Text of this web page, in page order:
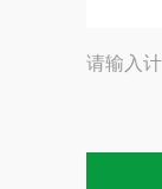
请输入